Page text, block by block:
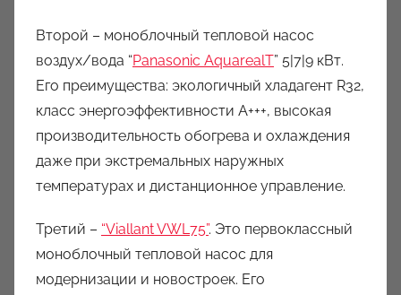
Второй – моноблочный тепловой насос
воздух/вода “Panasonic AquarealT” 5|7|9 кВт.
Его преимущества: экологичный хладагент R32,
класс энергоэффективности А+++, высокая
производительность обогрева и охлаждения
даже при экстремальных наружных
температурах и дистанционное управление.
Третий – “Viallant VWL75”. Это первоклассный
моноблочный тепловой насос для
модернизации и новостроек. Его